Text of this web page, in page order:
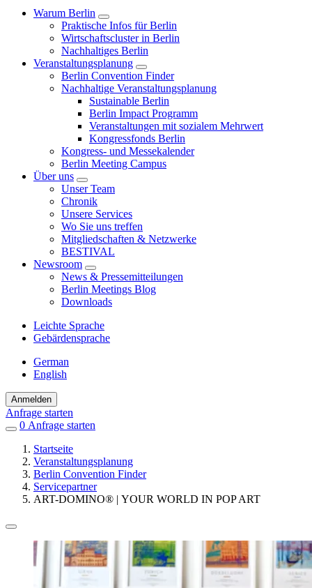
Warum Berlin
Praktische Infos für Berlin
Wirtschaftscluster in Berlin
Nachhaltiges Berlin
Veranstaltungsplanung
Berlin Convention Finder
Nachhaltige Veranstaltungsplanung
Sustainable Berlin
Berlin Impact Programm
Veranstaltungen mit sozialem Mehrwert
Kongressfonds Berlin
Kongress- und Messekalender
Berlin Meeting Campus
Über uns
Unser Team
Chronik
Unsere Services
Wo Sie uns treffen
Mitgliedschaften & Netzwerke
BESTIVAL
Newsroom
News & Pressemitteilungen
Berlin Meetings Blog
Downloads
Leichte Sprache
Gebärdensprache
German
English
Anmelden
Anfrage starten
0 Einträge
Favoriten
Anfrage starten
Startseite
Veranstaltungsplanung
Berlin Convention Finder
Servicepartner
ART-DOMINO® | YOUR WORLD IN POP ART